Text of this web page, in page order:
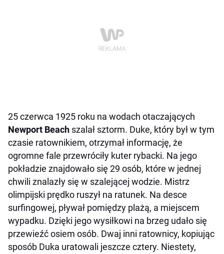
25 czerwca 1925 roku na wodach otaczających
Newport Beach szalał sztorm. Duke, który był w tym
czasie ratownikiem, otrzymał informację, że
ogromne fale przewróciły kuter rybacki. Na jego
pokładzie znajdowało się 29 osób, które w jednej
chwili znalazły się w szalejącej wodzie. Mistrz
olimpijski prędko ruszył na ratunek. Na desce
surfingowej, pływał pomiędzy plażą, a miejscem
wypadku. Dzięki jego wysiłkowi na brzeg udało się
przewieźć osiem osób. Dwaj inni ratownicy, kopiując
sposób Duka uratowali jeszcze cztery. Niestety,